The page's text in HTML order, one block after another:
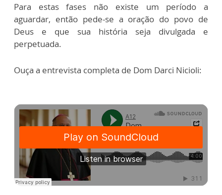
Para estas fases não existe um período a
aguardar, então pede-se a oração do povo de
Deus e que sua história seja divulgada e
perpetuada.
Ouça a entrevista completa de Dom Darci Nicioli: